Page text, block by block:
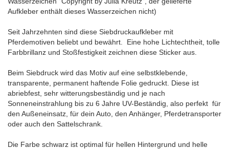
Aufkleber enthält dieses Wasserzeichen nicht)
Seit Jahrzehnten sind diese Siebdruckaufkleber mit
Pferdemotiven beliebt und bewährt. Eine hohe Lichtechtheit, tolle
Farbbrillanz und Stoßfestigkeit zeichnen diese Sticker aus.
Beim Siebdruck wird das Motiv auf eine selbstklebende,
transparente, permanent haftende Folie gedruckt. Diese ist
abriebfest, sehr witterungsbeständig und je nach
Sonneneinstrahlung bis zu 6 Jahre UV-Beständig, also perfekt für
den Außeneinsatz, für dein Auto, den Anhänger, Pferdetransporter
oder auch den Sattelschrank.
Die Farbe schwarz ist optimal für hellen Hintergrund und helle